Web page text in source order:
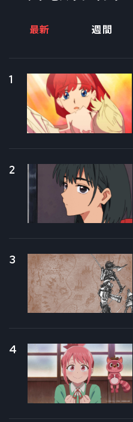
最新 週間
1
2
3
4